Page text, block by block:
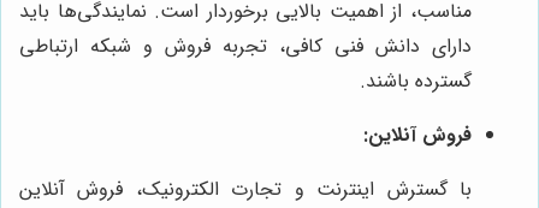
مناسب، از اهمیت بالایی برخوردار است. نمایندگی‌ها باید
دارای دانش فنی کافی، تجربه فروش و شبکه ارتباطی
گسترده باشند.
فروش آنلاین:
با گسترش اینترنت و تجارت الکترونیک، فروش آنلاین